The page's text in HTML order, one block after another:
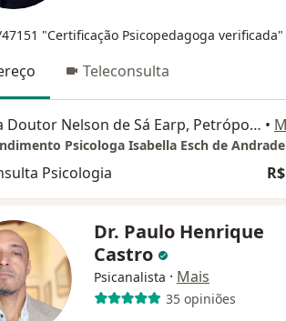
"Certificação Psicopedagoga verificada"
Teleconsulta
Rua Doutor Nelson de Sá Earp, Petrópolis •
Psicologa Isabella Esch de Andrade
Psicologia
Dr. Paulo Henrique
Castro
Psicanalista · Mais
35 opiniões